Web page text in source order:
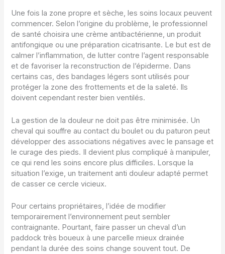
Une fois la zone propre et sèche, les soins locaux peuvent
commencer. Selon l’origine du problème, le professionnel
de santé choisira une crème antibactérienne, un produit
antifongique ou une préparation cicatrisante. Le but est de
calmer l’inflammation, de lutter contre l’agent responsable
et de favoriser la reconstruction de l’épiderme. Dans
certains cas, des bandages légers sont utilisés pour
protéger la zone des frottements et de la saleté. Ils
doivent cependant rester bien ventilés.
La gestion de la douleur ne doit pas être minimisée. Un
cheval qui souffre au contact du boulet ou du paturon peut
développer des associations négatives avec le pansage et
le curage des pieds. Il devient plus compliqué à manipuler,
ce qui rend les soins encore plus difficiles. Lorsque la
situation l’exige, un traitement anti douleur adapté permet
de casser ce cercle vicieux.
Pour certains propriétaires, l’idée de modifier
temporairement l’environnement peut sembler
contraignante. Pourtant, faire passer un cheval d’un
paddock très boueux à une parcelle mieux drainée
pendant la durée des soins change souvent tout. De